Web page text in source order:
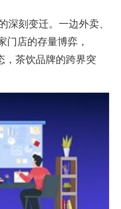
深刻变迁。一边外卖、
门店的存量博弈，
，茶饮品牌的跨界突